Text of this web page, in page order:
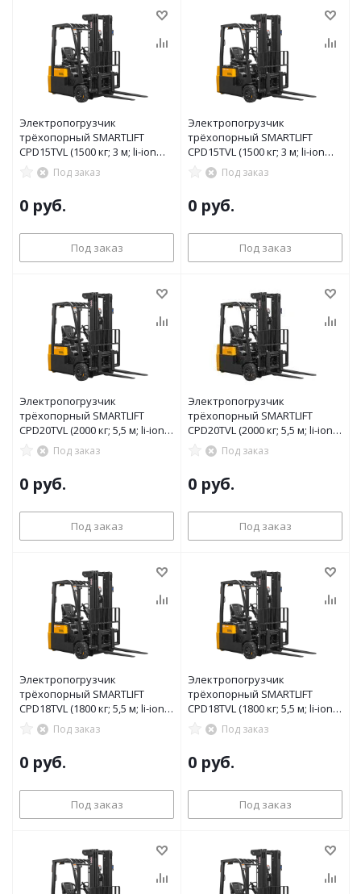
Электропогрузчик
трёхопорный SMARTLIFT
CPD15TVL (1500 кг; 3 м; li-ion
80В / 205Ач)Под заказ
0 руб.
Под заказ
Электропогрузчик
трёхопорный SMARTLIFT
CPD15TVL (1500 кг; 3 м; li-ion
80В / 150Ач)Под заказ
0 руб.
Под заказ
Электропогрузчик
трёхопорный SMARTLIFT
CPD20TVL (2000 кг; 5,5 м; li-ion
80В / 205Ач)Под заказ
0 руб.
Под заказ
Электропогрузчик
трёхопорный SMARTLIFT
CPD20TVL (2000 кг; 5,5 м; li-ion
80В / 150Ач)Под заказ
0 руб.
Под заказ
Электропогрузчик
трёхопорный SMARTLIFT
CPD18TVL (1800 кг; 5,5 м; li-ion
80В / 205Ач)Под заказ
0 руб.
Под заказ
Электропогрузчик
трёхопорный SMARTLIFT
CPD18TVL (1800 кг; 5,5 м; li-ion
80В / 150Ач)Под заказ
0 руб.
Под заказ